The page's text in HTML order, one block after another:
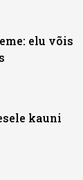
elu võis
kauni